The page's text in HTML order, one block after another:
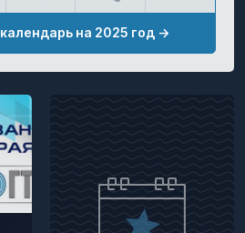
на 2025 год →